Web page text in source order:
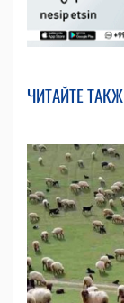
ЧИТАЙТЕ